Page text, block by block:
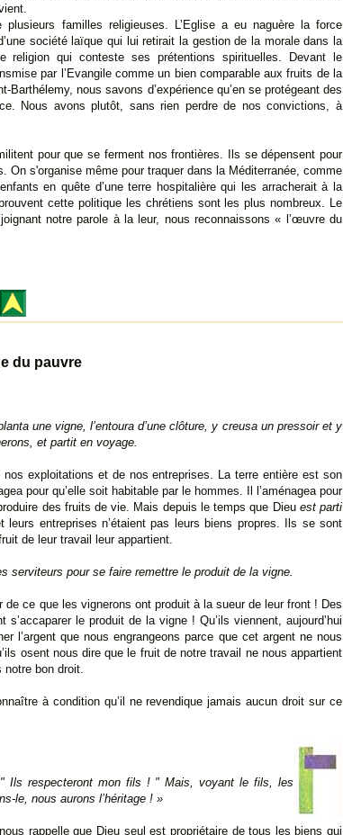
plusieurs familles religieuses. L’Eglise a eu naguère la force
société laïque qui lui retirait la gestion de la morale dans la
religion qui conteste ses prétentions spirituelles. Devant le
par l’Evangile comme un bien comparable aux fruits de la
nous savons d’expérience qu’en se protégeant des
Nous avons plutôt, sans rien perdre de nos convictions, à
pour que se ferment nos frontières. Ils se dépensent pour
s'organise même pour traquer dans la Méditerranée, comme
en quête d’une terre hospitalière qui les arracherait à la
cette politique les chrétiens sont les plus nombreux. Le
notre parole à la leur, nous reconnaissons « l’œuvre du
du pauvre
une vigne, l’entoura d’une clôture, y creusa un pressoir et y
et partit en voyage.
exploitations et de nos entreprises. La terre entière est son
pour qu’elle soit habitable par le hommes. Il l’aménagea pour
des fruits de vie. Mais depuis le temps que Dieu est parti
entreprises n’étaient pas leurs biens propres. Ils se sont
de leur travail leur appartient.
serviteurs pour se faire remettre le produit de la vigne.
de ce que les vignerons ont produit à la sueur de leur front ! Des
le produit de la vigne ! Qu’ils viennent, aujourd’hui
l’argent que nous engrangeons parce que cet argent ne nous
osent nous dire que le fruit de notre travail ne nous appartient
notre bon droit.
à condition qu’il ne revendique jamais aucun droit sur ce
Ils respecteront mon fils ! " Mais, voyant le fils, les
le, nous aurons l’héritage ! »
rappelle que Dieu seul est propriétaire de tous les biens qui